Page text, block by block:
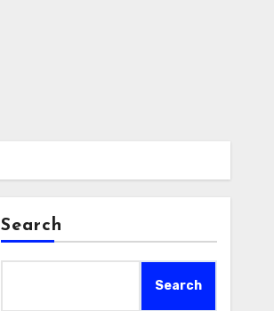
Search
Search